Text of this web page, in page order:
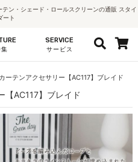
ン・シェード・ロールスクリーンの通販 スタイ
ート
SERVICE
サービス
カーテンアクセサリー【AC117】ブレイド
【AC117】ブレイド